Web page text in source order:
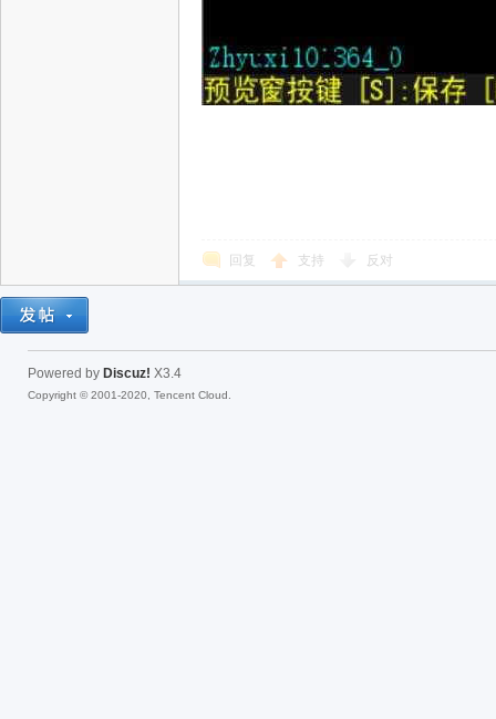
回复 支持 反对
Powered by Discuz! X3.4
Copyright © 2001-2020, Tencent Cloud.